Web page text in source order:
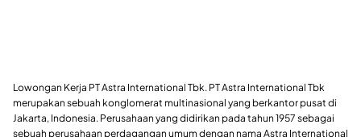
Lowongan Kerja PT Astra International Tbk. PT Astra International Tbk
merupakan sebuah konglomerat multinasional yang berkantor pusat di
Jakarta, Indonesia. Perusahaan yang didirikan pada tahun 1957 sebagai
sebuah perusahaan perdagangan umum dengan nama Astra International